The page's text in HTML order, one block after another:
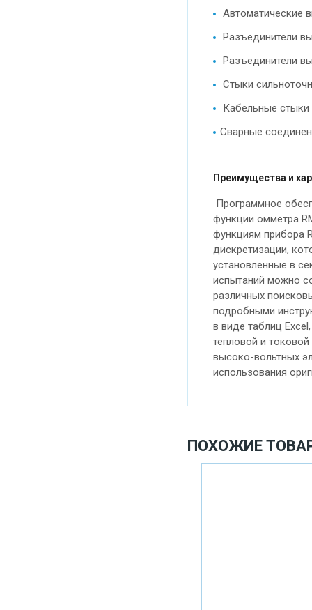
Автоматические
Разъединители
Разъединители
Стыки
Кабельные
Сварные
Преимущества и
Программное
функции омметра
функциям прибора
дискретизации,
установленные в
испытаний можно
различных
подробными
в виде таблиц
тепловой и
высоко-вольтных
использования
ПОХОЖИЕ